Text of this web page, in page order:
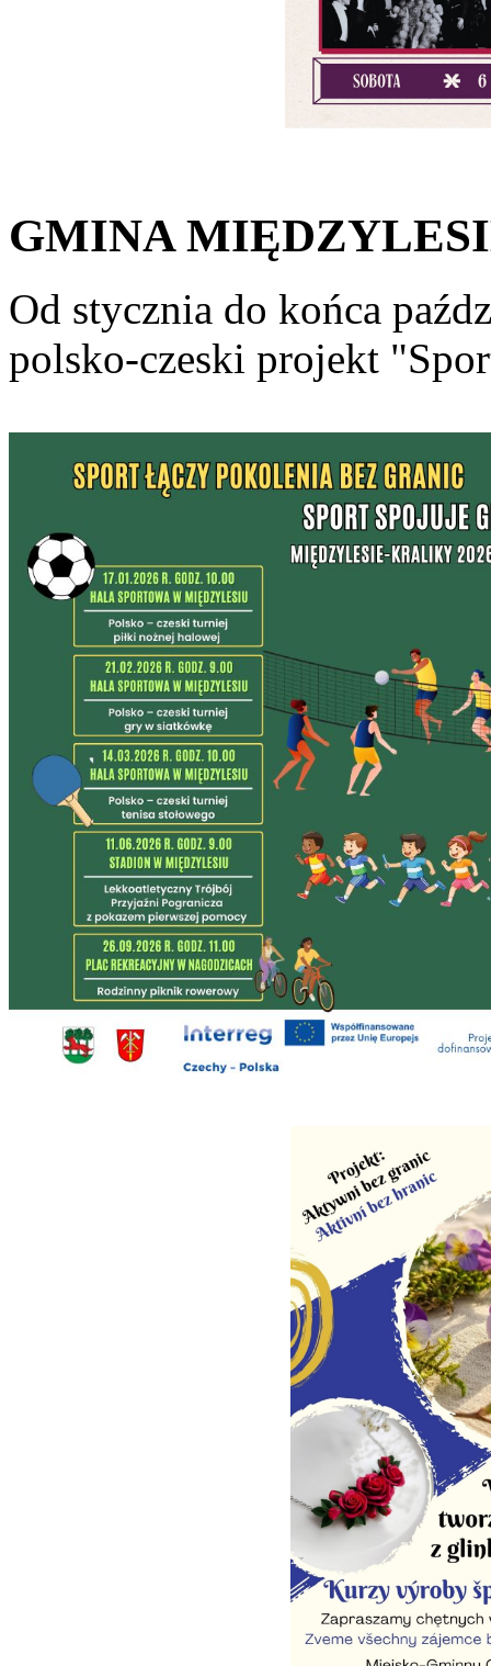
GMINA
Od stycznia do końca
polsko-czeski projekt